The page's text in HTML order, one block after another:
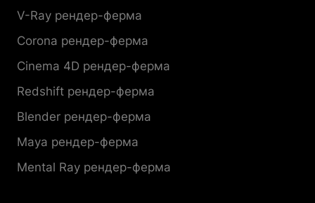
V-Ray рендер-ферма
Corona рендер-ферма
Cinema 4D рендер-ферма
Redshift рендер-ферма
Blender рендер-ферма
Maya рендер-ферма
Mental Ray рендер-ферма